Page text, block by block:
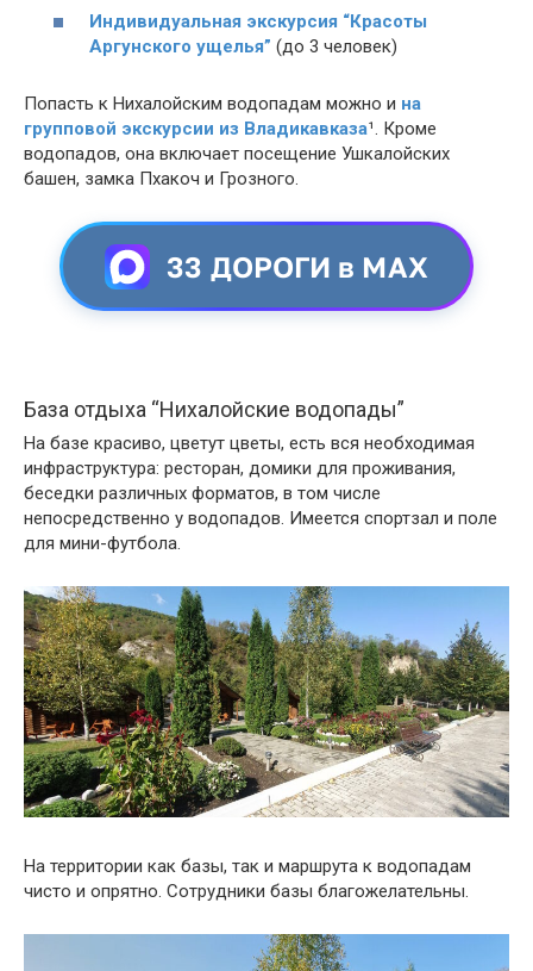
Индивидуальная экскурсия “Красоты
Аргунского ущелья” (до 3 человек)
Попасть к Нихалойским водопадам можно и на
групповой экскурсии из Владикавказа¹. Кроме
водопадов, она включает посещение Ушкалойских
башен, замка Пхакоч и Грозного.
33 ДОРОГИ в MAX
База отдыха “Нихалойские водопады”
На базе красиво, цветут цветы, есть вся необходимая
инфраструктура: ресторан, домики для проживания,
беседки различных форматов, в том числе
непосредственно у водопадов. Имеется спортзал и поле
для мини-футбола.
На территории как базы, так и маршрута к водопадам
чисто и опрятно. Сотрудники базы благожелательны.